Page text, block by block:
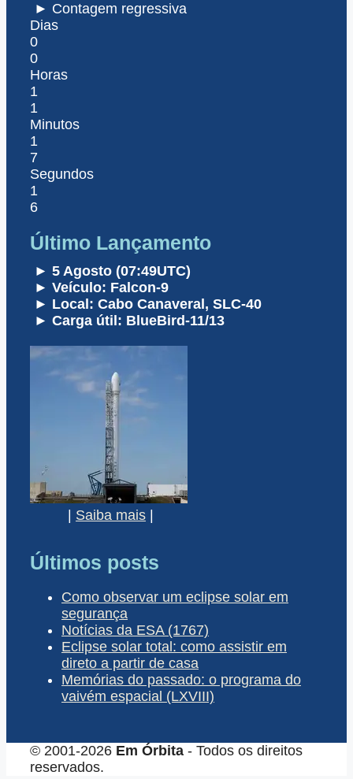
► Contagem regressiva
Dias
0
0
Horas
1
1
Minutos
1
7
Segundos
1
6
Último Lançamento
► 5 Agosto (07:49UTC)
► Veículo: Falcon-9
► Local: Cabo Canaveral, SLC-40
► Carga útil: BlueBird-11/13
| Saiba mais |
Últimos posts
Como observar um eclipse solar em
segurança
Notícias da ESA (1767)
Eclipse solar total: como assistir em
direto a partir de casa
Memórias do passado: o programa do
vaivém espacial (LXVIII)
© 2001-2026 Em Órbita - Todos os direitos
reservados.